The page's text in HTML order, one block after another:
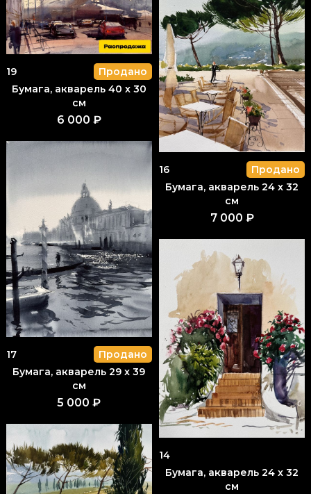
19
Продано
Бумага, акварель 40 x 30
см
6 000 ₽
17
Продано
Бумага, акварель 29 x 39
см
5 000 ₽
16
Продано
Бумага, акварель 24 x 32
см
7 000 ₽
14
Бумага, акварель 24 x 32
см